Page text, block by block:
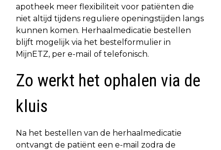
apotheek meer flexibiliteit voor patiënten die
niet altijd tijdens reguliere openingstijden langs
kunnen komen. Herhaalmedicatie bestellen
blijft mogelijk via het bestelformulier in
MijnETZ, per e-mail of telefonisch.
Zo werkt het ophalen via de
kluis
Na het bestellen van de herhaalmedicatie
ontvangt de patiënt een e-mail zodra de